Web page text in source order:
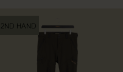
2ND HAND